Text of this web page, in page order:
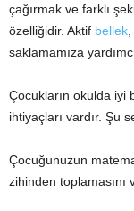
çağırmak ve farklı
özelliğidir. Aktif bellek
saklamamıza
Çocukların okulda iyi
ihtiyaçları vardır. Şu
Çocuğunuzun
zihinden toplamasını